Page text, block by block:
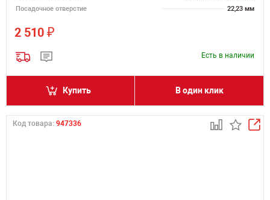
Посадочное отверстие
22,23 мм
2 510 ₽
Есть в наличии
Купить В один клик
Код товара: 947336